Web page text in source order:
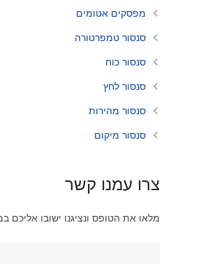
מפסקים אטומים
סנסור טמפרטורה
סנסור כוח
סנסור לחץ
סנסור מהירות
סנסור מיקום
צרו עמנו קשר
מלאו את הטופס ונציגנו ישובו אליכם